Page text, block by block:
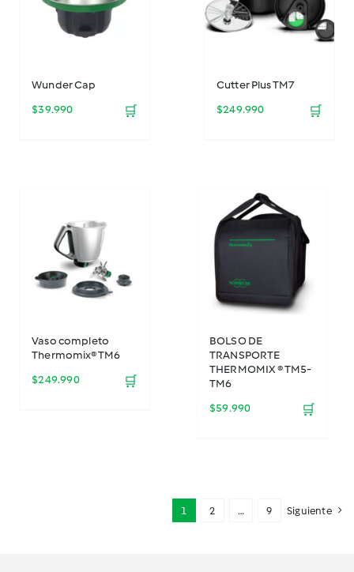
Wunder Cap
$39.990 🛒
Cutter Plus TM7
$249.990 🛒
Vaso completo
Thermomix® TM6
$249.990 🛒
BOLSO DE
TRANSPORTE
THERMOMIX ® TM5-
TM6
$59.990 🛒
1 2 … 9 Siguiente